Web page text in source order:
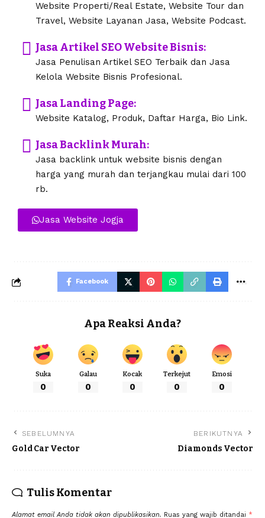
Website Properti/Real Estate, Website Tour dan
Travel, Website Layanan Jasa, Website Podcast.
Jasa Artikel SEO Website Bisnis:
Jasa Penulisan Artikel SEO Terbaik dan Jasa
Kelola Website Bisnis Profesional.
Jasa Landing Page:
Website Katalog, Produk, Daftar Harga, Bio Link.
Jasa Backlink Murah:
Jasa backlink untuk website bisnis dengan
harga yang murah dan terjangkau mulai dari 100
rb.
Jasa Website Jogja
Facebook
Apa Reaksi Anda?
Suka
0
Galau
0
Kocak
0
Terkejut
0
Emosi
0
SEBELUMNYA
Gold Car Vector
BERIKUTNYA
Diamonds Vector
Tulis Komentar
Alamat email Anda tidak akan dipublikasikan. Ruas yang wajib ditandai *